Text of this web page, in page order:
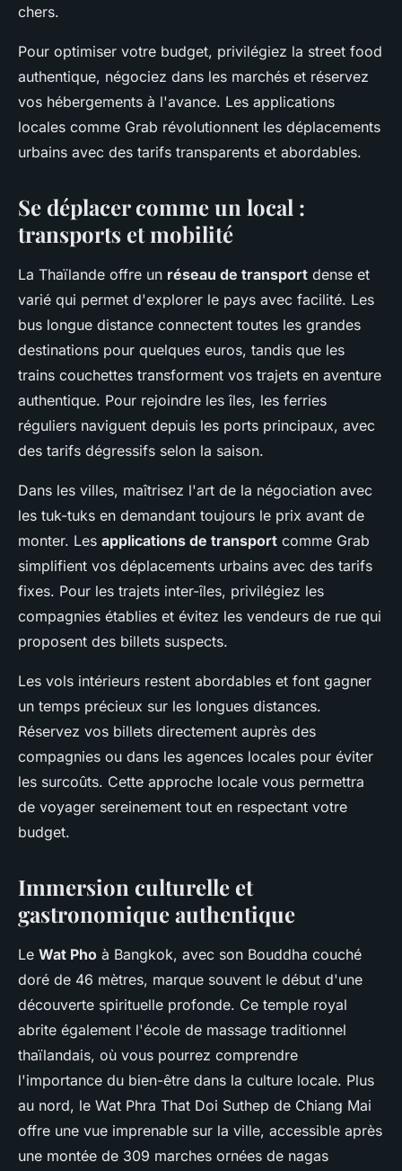
chers.
Pour optimiser votre budget, privilégiez la street food
authentique, négociez dans les marchés et réservez
vos hébergements à l'avance. Les applications
locales comme Grab révolutionnent les déplacements
urbains avec des tarifs transparents et abordables.
Se déplacer comme un local :
transports et mobilité
La Thaïlande offre un réseau de transport dense et
varié qui permet d'explorer le pays avec facilité. Les
bus longue distance connectent toutes les grandes
destinations pour quelques euros, tandis que les
trains couchettes transforment vos trajets en aventure
authentique. Pour rejoindre les îles, les ferries
réguliers naviguent depuis les ports principaux, avec
des tarifs dégressifs selon la saison.
Dans les villes, maîtrisez l'art de la négociation avec
les tuk-tuks en demandant toujours le prix avant de
monter. Les applications de transport comme Grab
simplifient vos déplacements urbains avec des tarifs
fixes. Pour les trajets inter-îles, privilégiez les
compagnies établies et évitez les vendeurs de rue qui
proposent des billets suspects.
Les vols intérieurs restent abordables et font gagner
un temps précieux sur les longues distances.
Réservez vos billets directement auprès des
compagnies ou dans les agences locales pour éviter
les surcoûts. Cette approche locale vous permettra
de voyager sereinement tout en respectant votre
budget.
Immersion culturelle et
gastronomique authentique
Le Wat Pho à Bangkok, avec son Bouddha couché
doré de 46 mètres, marque souvent le début d'une
découverte spirituelle profonde. Ce temple royal
abrite également l'école de massage traditionnel
thaïlandais, où vous pourrez comprendre
l'importance du bien-être dans la culture locale. Plus
au nord, le Wat Phra That Doi Suthep de Chiang Mai
offre une vue imprenable sur la ville, accessible après
une montée de 309 marches ornées de nagas